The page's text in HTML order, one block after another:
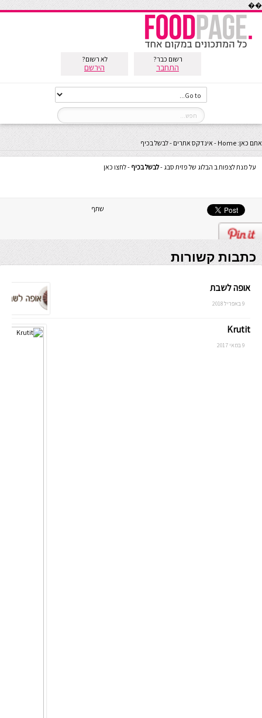
��
רשום כבר?
התחבר
לא רשום?
הירשם
אתם כאן: Home
- אינדקס אתרים -לבשל בכיף
על מנת לצפות ב הבלוג של פזית סבג -לבשל בכיף - לחצו כאן
שתף
כתבות קשורות
אופה לשבת
9 באפריל 2018
Krutit
9 במאי 2017